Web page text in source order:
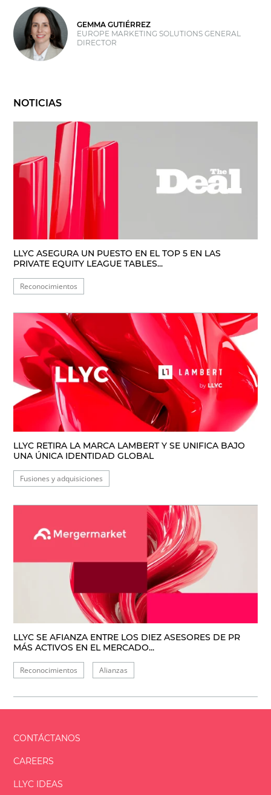
GEMMA GUTIÉRREZ
EUROPE MARKETING SOLUTIONS GENERAL
DIRECTOR
NOTICIAS
LLYC ASEGURA UN PUESTO EN EL TOP 5 EN LAS
PRIVATE EQUITY LEAGUE TABLES...
Reconocimientos
LLYC RETIRA LA MARCA LAMBERT Y SE UNIFICA BAJO
UNA ÚNICA IDENTIDAD GLOBAL
Fusiones y adquisiciones
LLYC SE AFIANZA ENTRE LOS DIEZ ASESORES DE PR
MÁS ACTIVOS EN EL MERCADO...
Reconocimientos Alianzas
CONTÁCTANOS
CAREERS
LLYC IDEAS